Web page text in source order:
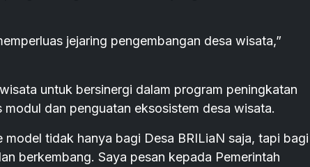
jejaring pengembangan desa wisata,”
untuk bersinergi dalam program peningkatan
dan penguatan eksosistem desa wisata.
tidak hanya bagi Desa BRILiaN saja, tapi bagi
berkembang. Saya pesan kepada Pemerintah